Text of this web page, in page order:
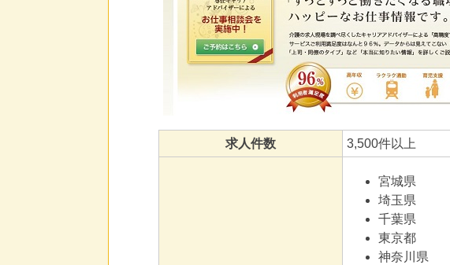
求人件数 3,500件以上
宮城県
埼玉県
千葉県
東京都
神奈川県